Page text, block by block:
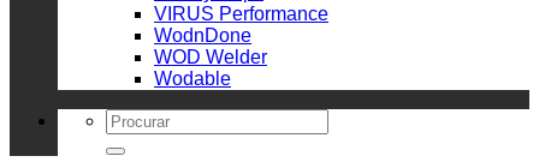
VIRUS Performance
WodnDone
WOD Welder
Wodable
Search
for: